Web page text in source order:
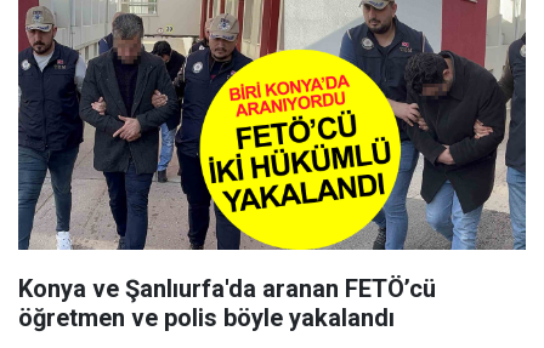
Konya ve Şanlıurfa'da aranan FETÖ’cü
öğretmen ve polis böyle yakalandı